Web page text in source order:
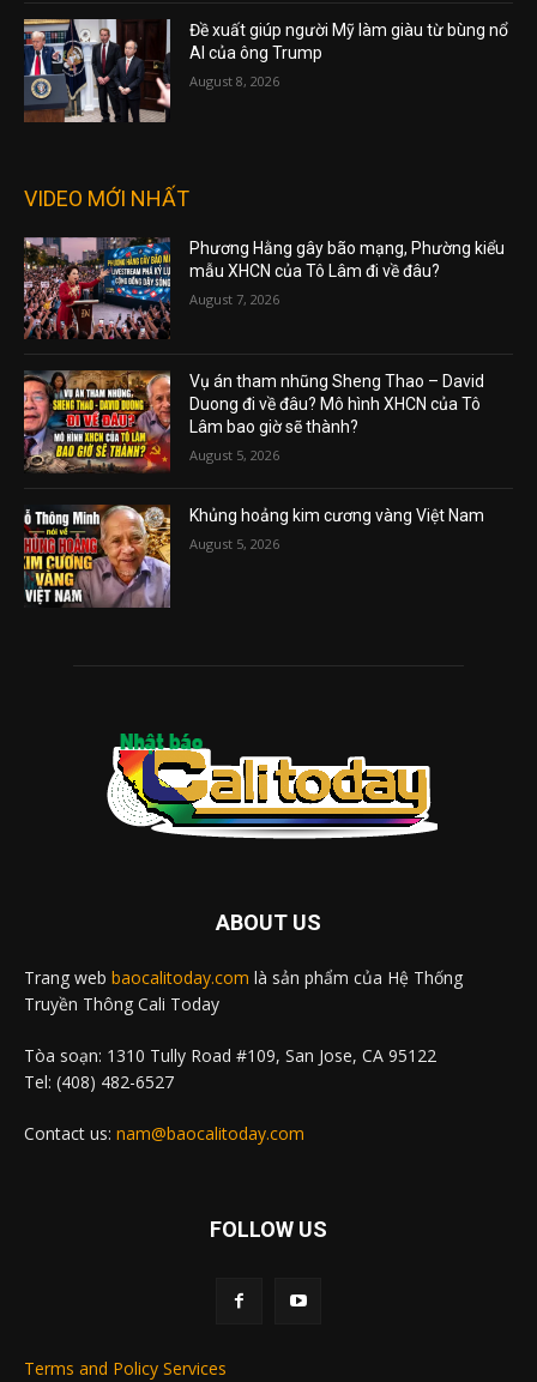
Đề xuất giúp người Mỹ làm giàu từ bùng nổ
AI của ông Trump
August 8, 2026
VIDEO MỚI NHẤT
Phương Hằng gây bão mạng, Phường kiểu
mẫu XHCN của Tô Lâm đi về đâu?
August 7, 2026
Vụ án tham nhũng Sheng Thao – David
Duong đi về đâu? Mô hình XHCN của Tô
Lâm bao giờ sẽ thành?
August 5, 2026
Khủng hoảng kim cương vàng Việt Nam
August 5, 2026
ABOUT US
Trang web baocalitoday.com là sản phẩm của Hệ Thống
Truyền Thông Cali Today
Tòa soạn: 1310 Tully Road #109, San Jose, CA 95122
Tel: (408) 482-6527
Contact us: nam@baocalitoday.com
FOLLOW US
Terms and Policy Services